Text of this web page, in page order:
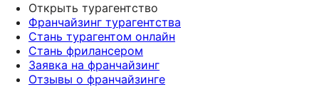
Открыть турагентство
Франчайзинг турагентства
Стань турагентом онлайн
Стань фрилансером
Заявка на франчайзинг
Отзывы о франчайзинге